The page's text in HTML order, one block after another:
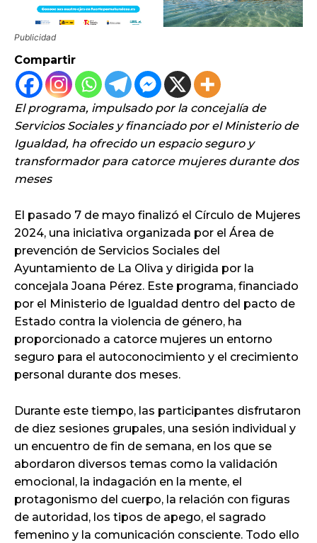
Publicidad
Compartir
El programa, impulsado por la concejalía de
Servicios Sociales y financiado por el Ministerio de
Igualdad, ha ofrecido un espacio seguro y
transformador para catorce mujeres durante dos
meses
El pasado 7 de mayo finalizó el Círculo de Mujeres
2024, una iniciativa organizada por el Área de
prevención de Servicios Sociales del
Ayuntamiento de La Oliva y dirigida por la
concejala Joana Pérez. Este programa, financiado
por el Ministerio de Igualdad dentro del pacto de
Estado contra la violencia de género, ha
proporcionado a catorce mujeres un entorno
seguro para el autoconocimiento y el crecimiento
personal durante dos meses.
Durante este tiempo, las participantes disfrutaron
de diez sesiones grupales, una sesión individual y
un encuentro de fin de semana, en los que se
abordaron diversos temas como la validación
emocional, la indagación en la mente, el
protagonismo del cuerpo, la relación con figuras
de autoridad, los tipos de apego, el sagrado
femenino y la comunicación consciente. Todo ello